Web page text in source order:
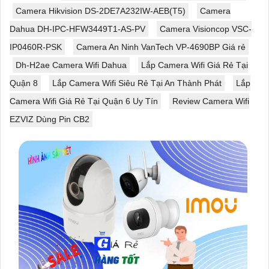
Camera Hikvision DS-2DE7A232IW-AEB(T5)
Camera
Dahua DH-IPC-HFW3449T1-AS-PV
Camera Visioncop VSC-
IP0460R-PSK
Camera An Ninh VanTech VP-4690BP Giá rẻ
Dh-H2ae Camera Wifi Dahua
Lắp Camera Wifi Giá Rẻ Tại
Quận 8
Lắp Camera Wifi Siêu Rẻ Tại An Thành Phát
Lắp
Camera Wifi Giá Rẻ Tại Quận 6 Uy Tín
Review Camera Wifi
EZVIZ Dùng Pin CB2